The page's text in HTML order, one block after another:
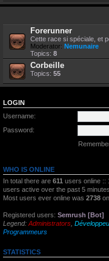
Forerunner
Cette race si spéciale, et
Moderator: Nemunaire
Topics: 8
Corbeille
Topics: 55
LOGIN
Username:
Password:
WHO IS ONLINE
In total there are 611 users online ::
users active over the past 5
Most users ever online was 2738
Registered users: Semrush [Bot]
Legend: Administrators
Programmeurs
STATISTICS